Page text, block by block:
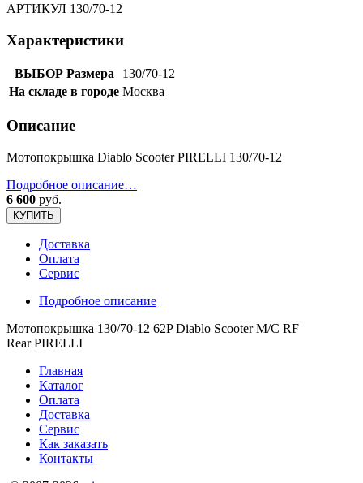
АРТИКУЛ 130/70-12
Характеристики
ВЫБОР Размера
130/70-12
На складе в городе Москва
Описание
Мотопокрышка Diablo Scooter PIRELLI 130/70-12
Подробное описание…
6 600 руб.
КУПИТЬ
Доставка
Оплата
Сервис
Подробное описание
Мотопокрышка 130/70-12 62P Diablo Scooter M/C RF
RearPIRELLI
Главная
Каталог
Оплата
Доставка
Сервис
Как заказать
Контакты